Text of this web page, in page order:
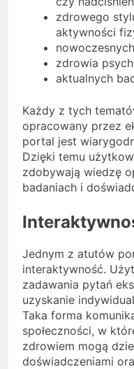
zdrowego
aktywności
zdrowia
aktualnych
Każdy z tych
opracowany przez
portal jest
Dzięki temu
zdobywają wiedzę
badaniach i
Jednym z atutów
interaktywność.
zadawania pytań
uzyskanie
Taka forma
społeczności, w
zdrowiem mogą
doświadczeniami